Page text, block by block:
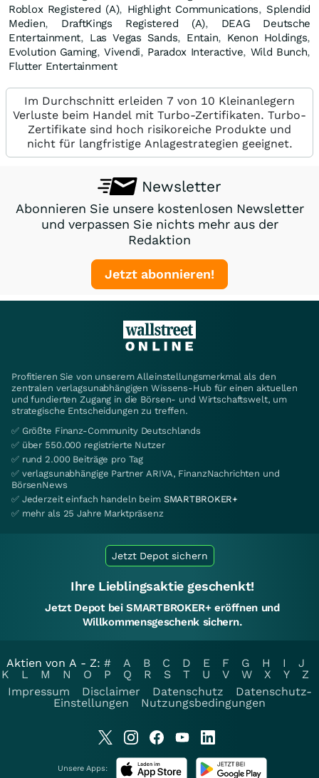
Roblox Registered (A), Highlight Communications, Splendid
Medien, DraftKings Registered (A), DEAG Deutsche
Entertainment, Las Vegas Sands, Entain, Kenon Holdings,
Evolution Gaming,Vivendi, Paradox Interactive, Wild Bunch,
Flutter Entertainment
Im Durchschnitt erleiden 7 von 10 Kleinanlegern
Verluste beim Handel mit Turbo-Zertifikaten. Turbo-
Zertifikate sind hoch risikoreiche Produkte und
nicht für langfristige Anlagestrategien geeignet.
Newsletter
Abonnieren Sie unsere kostenlosen Newsletter
und verpassen Sie nichts mehr aus der
Redaktion
Jetzt abonnieren!
Profitieren Sie von unserem Alleinstellungsmerkmal als den
zentralen verlagsunabhängigen Wissens-Hub für einen aktuellen
und fundierten Zugang in die Börsen- und Wirtschaftswelt, um
strategische Entscheidungen zu treffen.
✅ Größte Finanz-Community Deutschlands
✅ über 550.000 registrierte Nutzer
✅ rund 2.000 Beiträge pro Tag
✅ verlagsunabhängige Partner ARIVA, FinanzNachrichten und
BörsenNews
✅ Jederzeit einfach handeln beim SMARTBROKER+
✅ mehr als 25 Jahre Marktpräsenz
Jetzt Depot sichern
Ihre Lieblingsaktie geschenkt!
Jetzt Depot bei SMARTBROKER+ eröffnen und
Willkommensgeschenk sichern.
Aktien von A - Z: # A B C D E F G H I
J
K
L M N O P Q R S T U V W X Y
Z
Impressum
Disclaimer Datenschutz
Datenschutz-
Einstellungen
Nutzungsbedingungen
Unsere Apps: